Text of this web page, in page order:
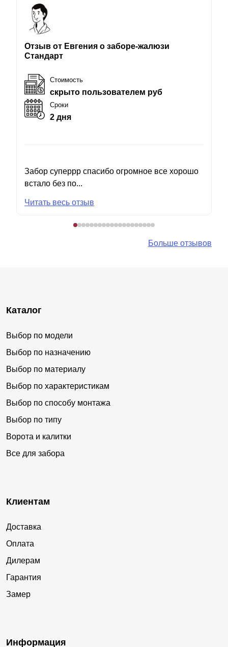
Отзыв от Евгения о заборе-жалюзи
Стандарт
Стоимость
скрыто пользователем руб
Сроки
2 дня
Забор суперрр спасибо огромное все хорошо
встало без по...
Читать весь отзыв
Больше отзывов
Каталог
Выбор по модели
Выбор по назначению
Выбор по материалу
Выбор по характеристикам
Выбор по способу монтажа
Выбор по типу
Ворота и калитки
Все для забора
Клиентам
Доставка
Оплата
Дилерам
Гарантия
Замер
Информация